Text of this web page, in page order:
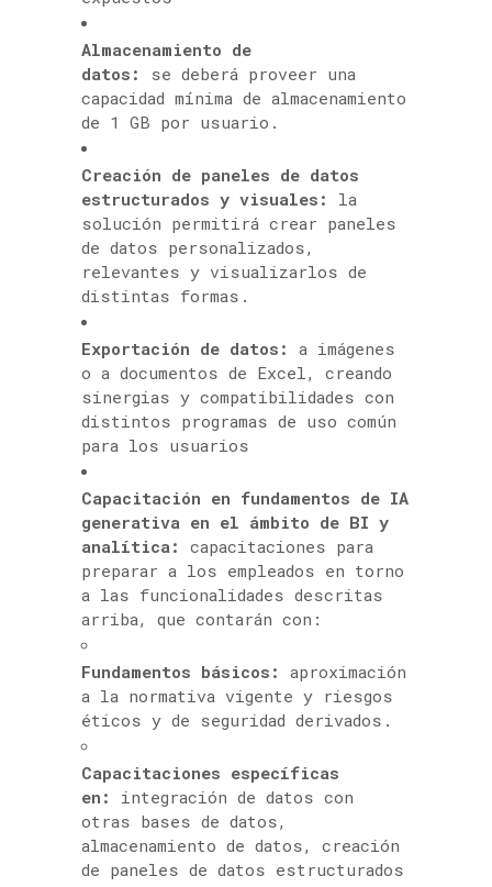
Almacenamiento de
datos: se deberá proveer una
capacidad mínima de almacenamiento
de 1 GB por usuario.
Creación de paneles de datos
estructurados y visuales:
la
solución permitirá crear paneles
de datos personalizados,
relevantes y visualizarlos de
distintas formas.
Exportación de datos: a imágenes
o a documentos de Excel, creando
sinergias y compatibilidades con
distintos programas de uso común
para los usuarios
Capacitación en fundamentos de IA
generativa en el ámbito de BI y
analítica: capacitaciones para
preparar a los empleados en torno
a las funcionalidades descritas
arriba, que contarán con:
Fundamentos básicos: aproximación
a la normativa vigente y riesgos
éticos y de seguridad derivados.
Capacitaciones específicas
en: integración de datos con
otras bases de datos,
almacenamiento de datos, creación
de paneles de datos estructurados